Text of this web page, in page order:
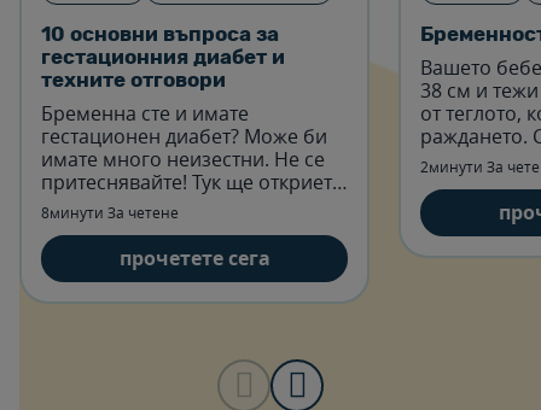
10 основни въпроса за
гестационния диабет и
техните отговори
Бременна сте и имате
гестационен диабет? Може би
имате много неизестни. Не се
притеснявайте! Тук ще откриете
отговори на всички въпроси,
свързани с гестационния
диабет.
8минути За четене
прочетете сега
Вашето
38 см и
от теглото,
раждането.
около 5½ см
Прочетете
седмица.
2минути За